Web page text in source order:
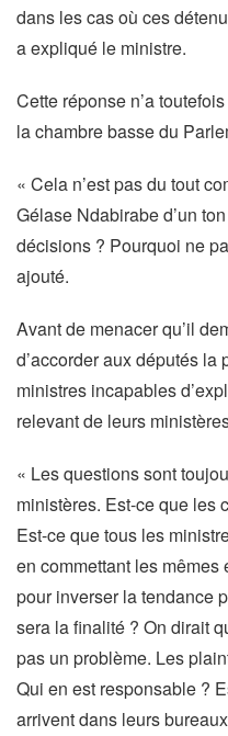
dans les cas où ces
a expliqué le ministre.
Cette réponse n’a
la chambre basse du
« Cela n’est pas du tout
Gélase Ndabirabe d’un
décisions ? Pourquoi ne
ajouté.
Avant de menacer qu’il
d’accorder aux députés
ministres incapables
relevant de leurs
« Les questions sont
ministères. Est-ce que les
Est-ce que tous les
en commettant les mêmes
pour inverser la tendance
sera la finalité ? On dirait
pas un problème. Les
Qui en est responsable ?
arrivent dans leurs